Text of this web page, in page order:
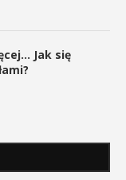
Jak się